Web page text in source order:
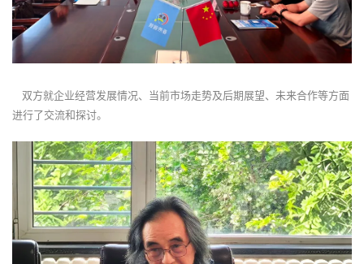
双方就企业经营发展情况、当前市场走势及后期展望、未来合作等方面
进行了交流和探讨。